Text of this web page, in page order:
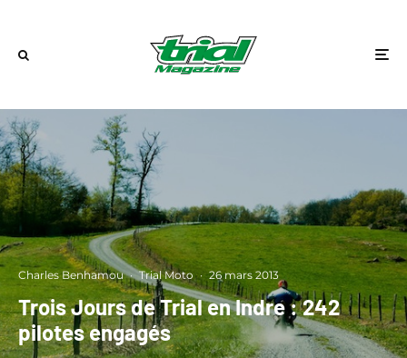
Charles Benhamou · Trial Moto · 26 mars 2013
Trois Jours de Trial en Indre : 242
pilotes engagés